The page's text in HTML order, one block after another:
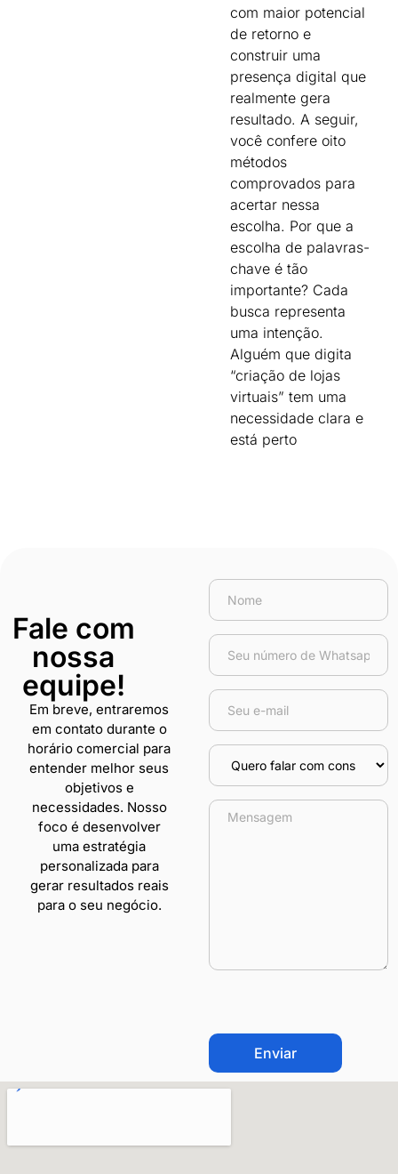
com maior potencial
de retorno e
construir uma
presença digital que
realmente gera
resultado. A seguir,
você confere oito
métodos
comprovados para
acertar nessa
escolha. Por que a
escolha de palavras-
chave é tão
importante? Cada
busca representa
uma intenção.
Alguém que digita
“criação de lojas
virtuais” tem uma
necessidade clara e
está perto
Fale com
nossa
equipe!
Em breve, entraremos
em contato durante o
horário comercial para
entender melhor seus
objetivos e
necessidades. Nosso
foco é desenvolver
uma estratégia
personalizada para
gerar resultados reais
para o seu negócio.